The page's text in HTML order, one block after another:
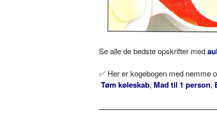
Se alle de bedste opskrifter med
✅ Her er kogebogen med nemme
Tøm køleskab, Mad til 1 person,